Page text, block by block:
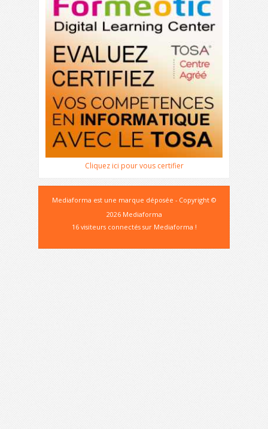
Cliquez ici pour vous certifier
Mediaforma est une marque déposée - Copyright ©
2026 Mediaforma
16 visiteurs connectés sur Mediaforma !